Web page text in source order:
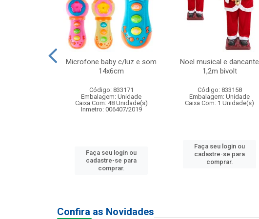
Microfone baby c/luz e som
14x6cm
Código: 833171
Embalagem: Unidade
Caixa Com: 48 Unidade(s)
Inmetro: 006407/2019
Faça seu login ou
cadastre-se para
comprar.
Noel musical e dancante
1,2m bivolt
Código: 833158
Embalagem: Unidade
Caixa Com: 1 Unidade(s)
Faça seu login ou
cadastre-se para
comprar.
Confira as Novidades